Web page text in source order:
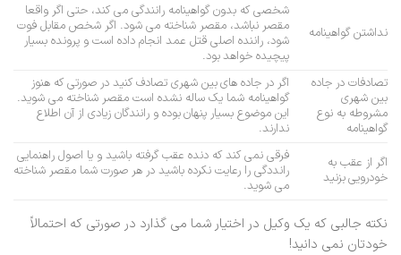
نداشتن گواهینامه
شخصی که بدون گواهینامه رانندگی می کند، حتی اگر واقعا
مقصر نباشد، مقصر شناخته می شود. اگر شخص مقابل فوت
شود، راننده اصلی قتل عمد انجام داده است و پرونده بسیار
پیچیده خواهد بود.
تصادفات در جاده
بین شهری
مشروطه به نوع
گواهینامه
اگر در جاده های بین شهری تصادف کنید در صورتی که هنوز
گواهینامه شما یک ساله نشده است مقصر شناخته می شوید.
این موضوع بسیار پنهان بوده و رانندگان زیادی از آن اطلاع
ندارند.
اگر از عقب به
خودرویی بزنید
فرقی نمی کند که دنده عقب گرفته باشید و یا اصول راهنمایی
رانددگی را رعایت نکرده باشید در هر صورت شما مقصر شناخته
می شوید.
نکته جالبی که یک وکیل در اختیار شما می گذارد در صورتی که احتمالاً
خودتان نمی دانید!